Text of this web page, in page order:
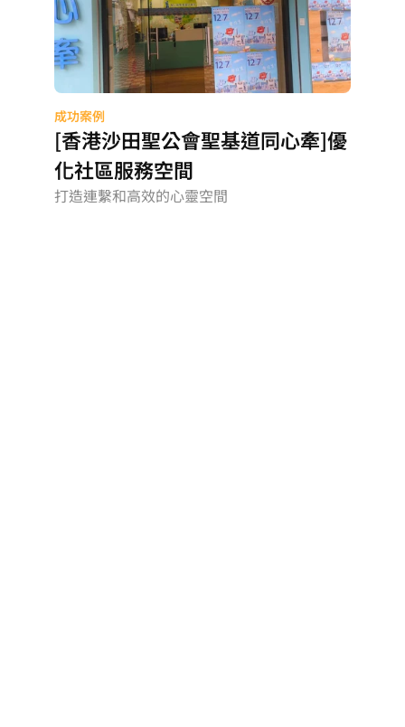
成功案例
[香港沙田聖公會聖基道同心牽]優
化社區服務空間
打造連繫和高效的心靈空間